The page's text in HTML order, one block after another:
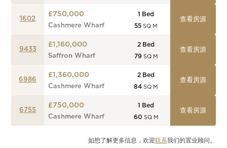
1602
£750,000
Cashmere Wharf
1
Bed
55 SQ M
查看房源
9433
£1,160,000
Saffron Wharf
2 Bed
79 SQ M
查看房源
6986
£1,360,000
Cashmere Wharf
2 Bed
84 SQ M
查看房源
6755
£750,000
Cashmere Wharf
1
Bed
60 SQ M
查看房源
如想了解更多信息，欢迎联系我们的置业顾问。